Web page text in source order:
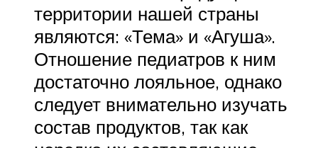
территории нашей страны
являются: «Тема» и «Агуша».
Отношение педиатров к ним
достаточно лояльное, однако
следует внимательно изучать
состав продуктов, так как